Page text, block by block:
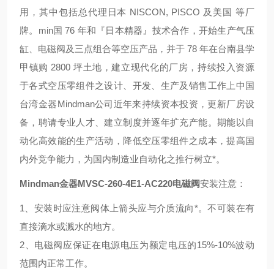
用，其中包括总代理日本 NISCON, PISCO 及美国 等厂
牌。min国 76 年和『日本精器』技术合作，开始生产气压
缸、电磁阀及三点组合等空压产品，并于 78 年在台南县学
甲镇购 2800 坪土地，建立现代化的厂房，持续投入资源
于各式空压零组件之设计、开发、生产及销售工作上中国
台湾金器Mindman公司近年来持续资本投资，更新厂房设
备，聘请专业人才、建立制度并逐年扩充产能。期能以自
动化高效能的生产活动，降低空压零组件之成本，提高国
内外竞争能力，为国内制造业自动化之推行树立*。
Mindman金器MVSC-260-4E1-AC220电磁阀安装注意：
1、安装时应注意阀体上箭头应与介质流向*。不可装在有
直接滴水或溅水的地方。
2、电磁阀应保证在电源电压为额定电压的15%-10%波动
范围内正常工作。